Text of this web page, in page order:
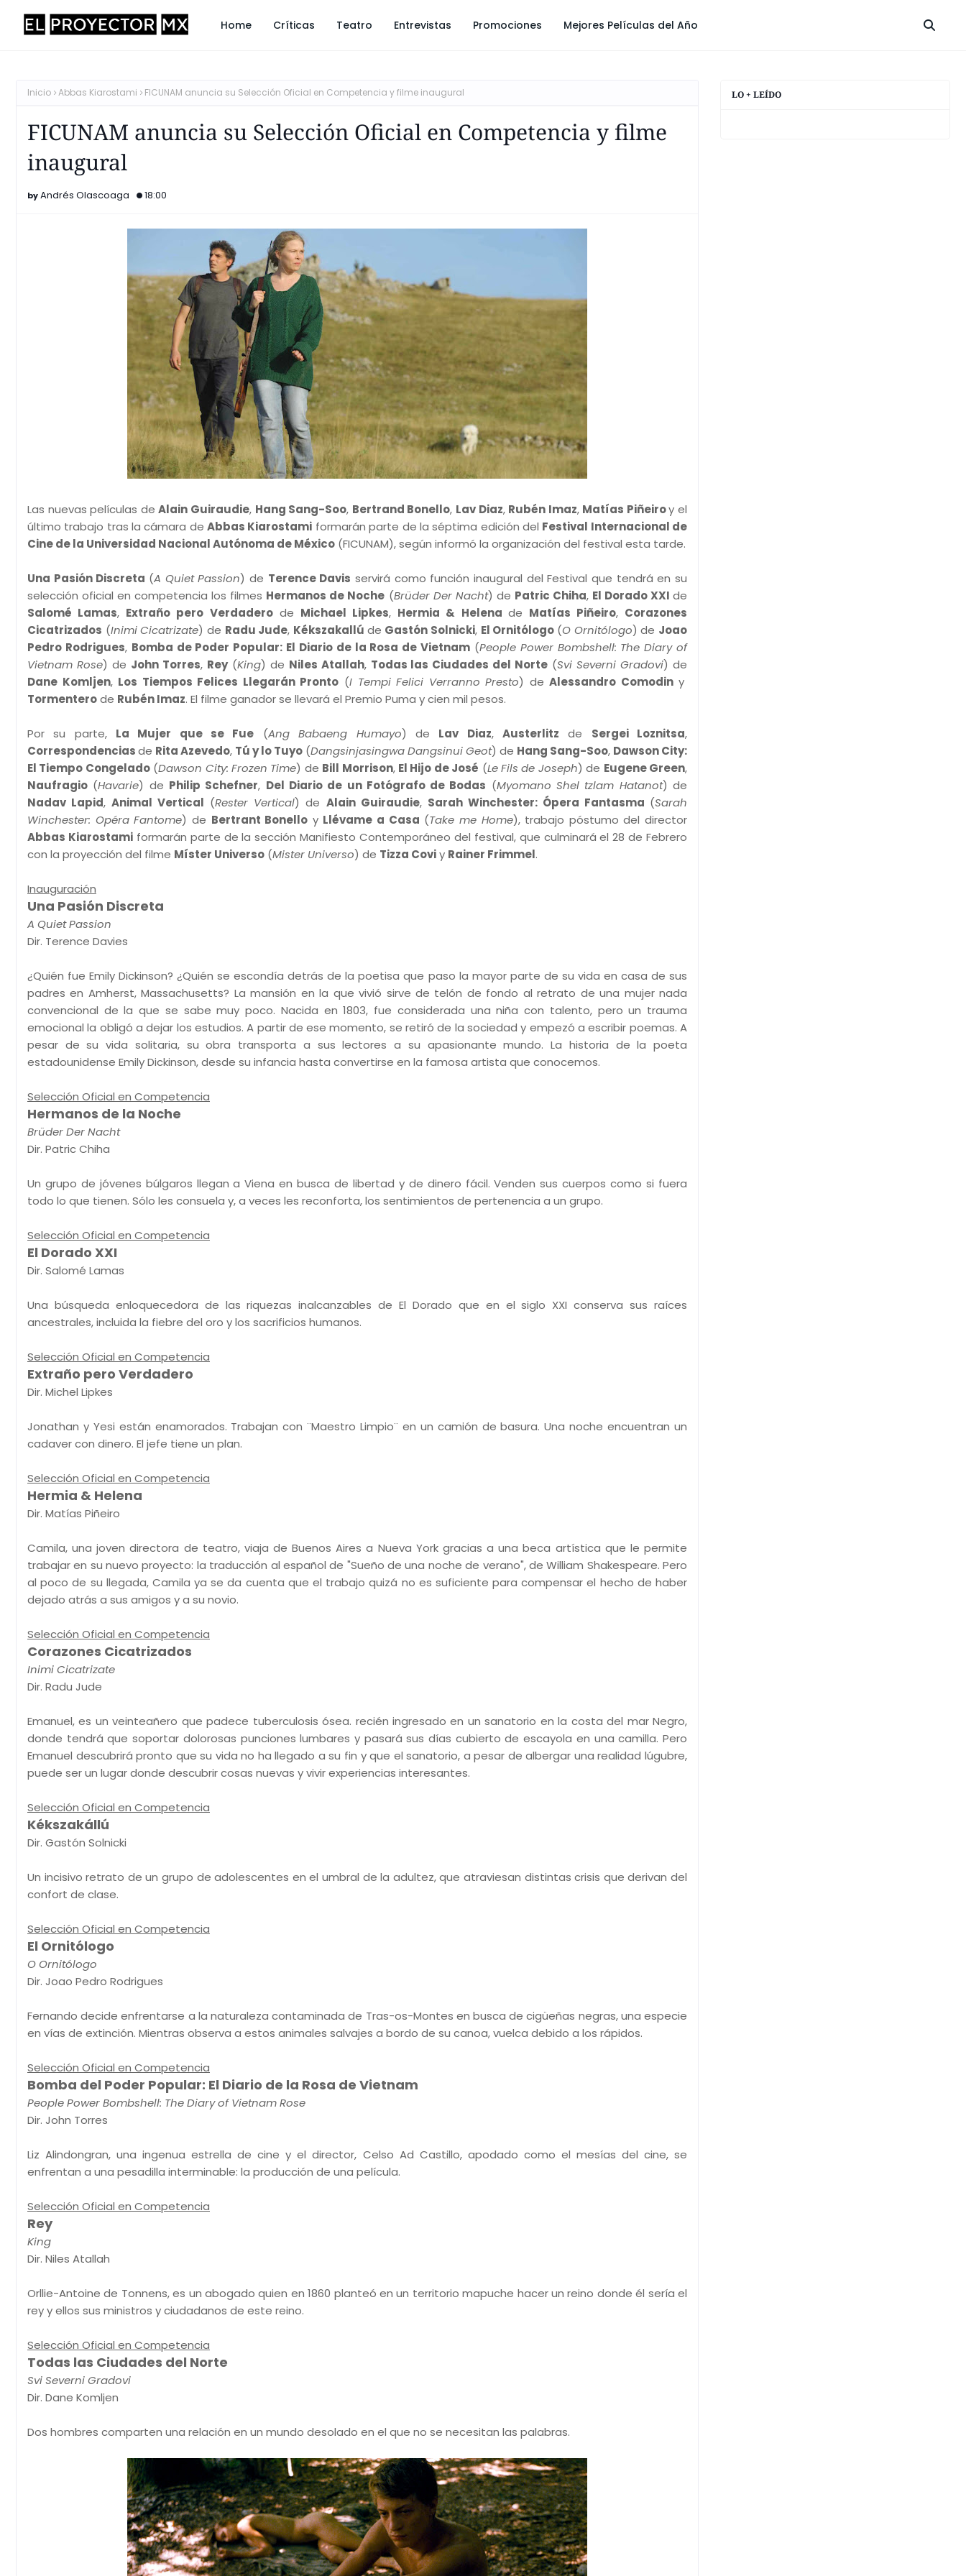
Home Críticas Teatro Entrevistas Promociones Mejores Películas del Año
Inicio Abbas Kiarostami FICUNAM anuncia su Selección Oficial en Competencia y filme inaugural
FICUNAM anuncia su Selección Oficial en Competencia y filme
inaugural
Andrés Olascoaga 18:00
Las nuevas películas deAlain Guiraudie, Hang Sang-Soo, Bertrand Bonello, Lav Diaz, Rubén Imaz, Matías Piñeiroy el
último trabajo tras la cámara deAbbas Kiarostami formarán parte de la séptima edición del Festival Internacional de
Cine de la Universidad Nacional Autónoma de México (FICUNAM), según informó la organización del festival esta tarde.
Una Pasión Discreta (A Quiet Passion) de Terence Davis servirá como función inaugural del Festival que tendrá en su
selección oficial en competencia los filmes Hermanos de Noche (Brüder Der Nacht) de Patric Chiha, El Dorado XXIde
Salomé Lamas, Extraño pero Verdaderode Michael Lipkes, Hermia & Helena de Matías Piñeiro, Corazones
Cicatrizados (Inimi Cicatrizate) de Radu Jude, Kékszakallú de Gastón Solnicki, El Ornitólogo (O Ornitólogo) de Joao
Pedro Rodrigues, Bomba de Poder Popular: El Diario de la Rosa de Vietnam (People Power Bombshell: The Diary of
Vietnam Rose) de John Torres, Rey(King) de Niles Atallah, Todas las Ciudades del Norte (Svi Severni Gradovi) de
Dane Komljen, Los Tiempos Felices Llegarán Pronto (I Tempi Felici Verranno Presto) deAlessandro Comodiny
Tormenterode Rubén Imaz. El filme ganador se llevará el Premio Puma y cien mil pesos.
Por su parte, La Mujer que se Fue (Ang Babaeng Humayo) de Lav Diaz, Austerlitz de Sergei Loznitsa,
Correspondenciasde Rita Azevedo, Tú y lo Tuyo (Dangsinjasingwa Dangsinui Geot) de Hang Sang-Soo, Dawson City:
El Tiempo Congelado(Dawson City: Frozen Time) de Bill Morrison, El Hijo de José (Le Fils de Joseph) de Eugene Green,
Naufragio (Havarie) de Philip Schefner, Del Diario de un Fotógrafo de Bodas (Myomano Shel tzlam Hatanot) de
Nadav Lapid,Animal Vertical (Rester Vertical) de Alain Guiraudie, Sarah Winchester: Ópera Fantasma (Sarah
Winchester: Opéra Fantome) de Bertrant Bonello y Llévame a Casa (Take me Home), trabajo póstumo del director
Abbas Kiarostamiformarán parte de la sección Manifiesto Contemporáneo del festival, que culminará el 28 de Febrero
con la proyección del filme Míster Universo (Mister Universo) de Tizza Coviy Rainer Frimmel.
Inauguración
Una Pasión Discreta
A Quiet Passion
Dir. Terence Davies
¿Quién fue Emily Dickinson? ¿Quién se escondía detrás de la poetisa que paso la mayor parte de su vida en casa de sus
padres en Amherst, Massachusetts? La mansión en la que vivió sirve de telón de fondo al retrato de una mujer nada
convencional de la que se sabe muy poco. Nacida en 1803, fue considerada una niña con talento, pero un trauma
emocional la obligó a dejar los estudios. A partir de ese momento, se retiró de la sociedad y empezó a escribir poemas. A
pesar de su vida solitaria, su obra transporta a sus lectores a su apasionante mundo. La historia de la poeta
estadounidense Emily Dickinson, desde su infancia hasta convertirse en la famosa artista que conocemos.
Selección Oficial en Competencia
Hermanos de la Noche
Brüder Der Nacht
Dir. Patric Chiha
Un grupo de jóvenes búlgaros llegan a Viena en busca de libertad y de dinero fácil. Venden sus cuerpos como si fuera
todo lo que tienen. Sólo les consuela y, a veces les reconforta, los sentimientos de pertenencia a un grupo.
Selección Oficial en Competencia
El Dorado XXI
Dir. Salomé Lamas
Una búsqueda enloquecedora de las riquezas inalcanzables de El Dorado que en el siglo XXI conserva sus raíces
ancestrales, incluida la fiebre del oro y los sacrificios humanos.
Selección Oficial en Competencia
Extraño pero Verdadero
Dir. Michel Lipkes
Jonathan y Yesi están enamorados. Trabajan con ¨Maestro Limpio¨ en un camión de basura. Una noche encuentran un
cadaver con dinero. El jefe tiene un plan.
Selección Oficial en Competencia
Hermia & Helena
Dir. Matías Piñeiro
Camila, una joven directora de teatro, viaja de Buenos Aires a Nueva York gracias a una beca artística que le permite
trabajar en su nuevo proyecto: la traducción al español de "Sueño de una noche de verano", de William Shakespeare. Pero
al poco de su llegada, Camila ya se da cuenta que el trabajo quizá no es suficiente para compensar el hecho de haber
dejado atrás a sus amigos y a su novio.
Selección Oficial en Competencia
Corazones Cicatrizados
Inimi Cicatrizate
Dir. Radu Jude
Emanuel, es un veinteañero que padece tuberculosis ósea. recién ingresado en un sanatorio en la costa del mar Negro,
donde tendrá que soportar dolorosas punciones lumbares y pasará sus días cubierto de escayola en una camilla. Pero
Emanuel descubrirá pronto que su vida no ha llegado a su fin y que el sanatorio, a pesar de albergar una realidad lúgubre,
puede ser un lugar donde descubrir cosas nuevas y vivir experiencias interesantes.
Selección Oficial en Competencia
Kékszakállú
Dir. Gastón Solnicki
Un incisivo retrato de un grupo de adolescentes en el umbral de la adultez, que atraviesan distintas crisis que derivan del
confort de clase.
Selección Oficial en Competencia
El Ornitólogo
O Ornitólogo
Dir. Joao Pedro Rodrigues
Fernando decide enfrentarse a la naturaleza contaminada de Tras-os-Montes en busca de cigüeñas negras, una especie
en vías de extinción. Mientras observa a estos animales salvajes a bordo de su canoa, vuelca debido a los rápidos.
Selección Oficial en Competencia
Bomba del Poder Popular: El Diario de la Rosa de Vietnam
People Power Bombshell: The Diary of Vietnam Rose
Dir. John Torres
Liz Alindongran, una ingenua estrella de cine y el director, Celso Ad Castillo, apodado como el mesías del cine, se
enfrentan a una pesadilla interminable: la producción de una película.
Selección Oficial en Competencia
Rey
King
Dir. Niles Atallah
Orllie-Antoine de Tonnens, es un abogado quien en 1860 planteó en un territorio mapuche hacer un reino donde él sería el
rey y ellos sus ministros y ciudadanos de este reino.
Selección Oficial en Competencia
Todas las Ciudades del Norte
Svi Severni Gradovi
Dir. Dane Komljen
Dos hombres comparten una relación en un mundo desolado en el que no se necesitan las palabras.
LO + LEÍDO